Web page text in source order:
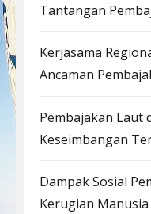
Tantangan
Kerjasama
Ancaman
Pembajakan Laut
Keseimbangan
Dampak Sosial
Kerugian Manusia